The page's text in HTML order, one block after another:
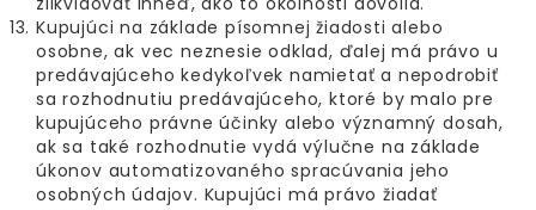
Kupujúci na základe písomnej žiadosti alebo
osobne, ak vec neznesie odklad, ďalej má právo u
predávajúceho kedykoľvek namietať a nepodrobiť
sa rozhodnutiu predávajúceho, ktoré by malo pre
kupujúceho právne účinky alebo významný dosah,
ak sa také rozhodnutie vydá výlučne na základe
úkonov automatizovaného spracúvania jeho
osobných údajov. Kupujúci má právo žiadať